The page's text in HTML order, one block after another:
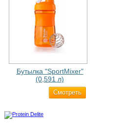
Бутылка "SportMixer"
(0,591 л)
Cмотреть